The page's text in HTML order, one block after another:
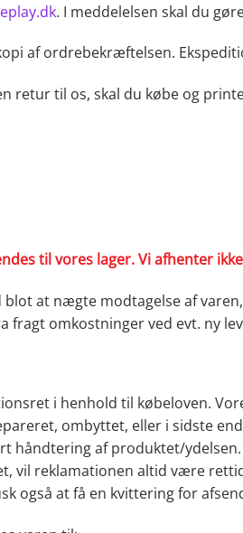
. I meddelelsen skal du
af ordrebekræftelsen.
retur til os, skal du købe og
til vores lager. Vi afhenter
blot at nægte modtagelse af
fragt omkostninger ved evt. ny
i henhold til købeloven.
ombyttet, eller i sidste
håndtering af produktet/
vil reklamationen altid være
også at få en kvittering for